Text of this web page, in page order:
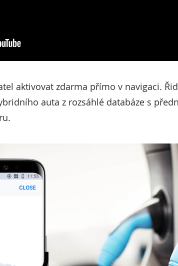
aktivovat zdarma přímo v navigaci.
auta z rozsáhlé databáze s